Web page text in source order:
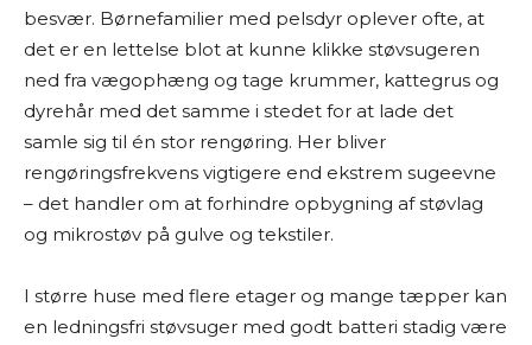
besvær. Børnefamilier med pelsdyr oplever ofte, at
det er en lettelse blot at kunne klikke støvsugeren
ned fra vægophæng og tage krummer, kattegrus og
dyrehår med det samme i stedet for at lade det
samle sig til én stor rengøring. Her bliver
rengøringsfrekvens vigtigere end ekstrem sugeevne
– det handler om at forhindre opbygning af støvlag
og mikrostøv på gulve og tekstiler.
I større huse med flere etager og mange tæpper kan
en ledningsfri støvsuger med godt batteri stadig være